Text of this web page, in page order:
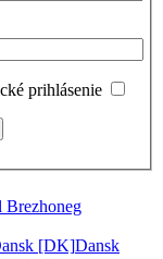
prihlásenie
Brezhoneg
[DK]Dansk